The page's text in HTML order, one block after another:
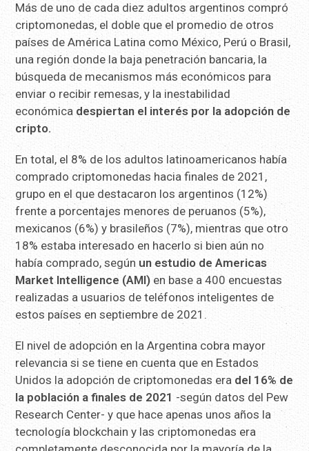
Más de uno de cada diez adultos argentinos compró
criptomonedas, el doble que el promedio de otros
países de América Latina como México, Perú o Brasil,
una región donde la baja penetración bancaria, la
búsqueda de mecanismos más económicos para
enviar o recibir remesas, y la inestabilidad
económica despiertan el interés por la adopción de
cripto.
En total, el 8% de los adultos latinoamericanos había
comprado criptomonedas hacia finales de 2021,
grupo en el que destacaron los argentinos (12%)
frente a porcentajes menores de peruanos (5%),
mexicanos (6%) y brasileños (7%), mientras que otro
18% estaba interesado en hacerlo si bien aún no
había comprado, según un estudio de Americas
Market Intelligence (AMI) en base a 400 encuestas
realizadas a usuarios de teléfonos inteligentes de
estos países en septiembre de 2021.
El nivel de adopción en la Argentina cobra mayor
relevancia si se tiene en cuenta que en Estados
Unidos la adopción de criptomonedas era del 16% de
la población a finales de 2021 -según datos del Pew
Research Center- y que hace apenas unos años la
tecnología blockchain y las criptomonedas era